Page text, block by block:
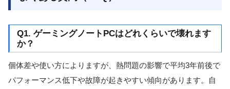
Q1. ゲーミングノートPCはどれくらいで壊れます
か？
個体差や使い方によりますが、熱問題の影響で平均3年前後で
パフォーマンス低下や故障が起きやすい傾向があります。自